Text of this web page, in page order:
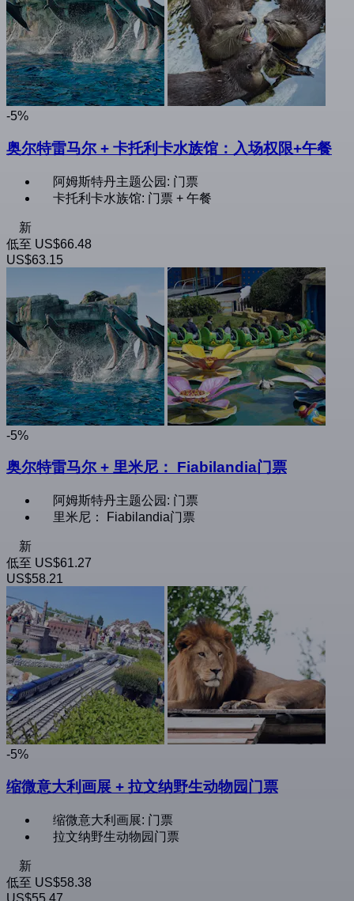
-5%
奥尔特雷马尔 + 卡托利卡水族馆：入场权限+午餐
阿姆斯特丹主题公园: 门票
卡托利卡水族馆: 门票 + 午餐
新
低至 US$66.48
US$63.15
-5%
奥尔特雷马尔 + 里米尼： Fiabilandia门票
阿姆斯特丹主题公园: 门票
里米尼： Fiabilandia门票
新
低至 US$61.27
US$58.21
-5%
缩微意大利画展 + 拉文纳野生动物园门票
缩微意大利画展: 门票
拉文纳野生动物园门票
新
低至 US$58.38
US$55.47